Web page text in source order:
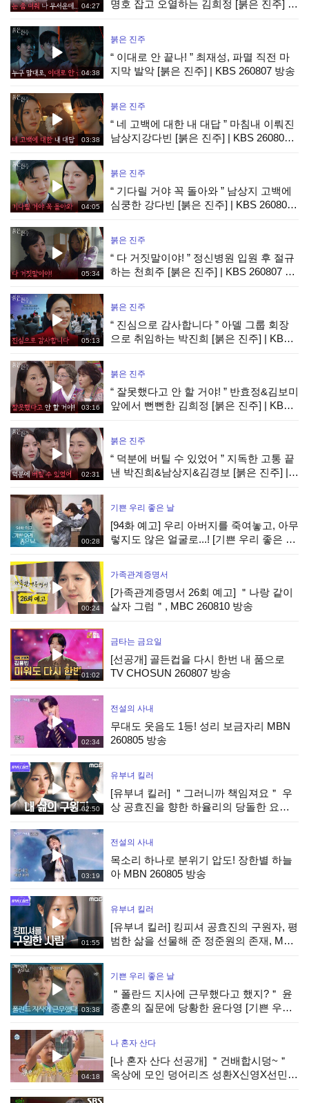
04:27
명호 잡고 오열하는 김희정 [붉은 진주] |
04:38
붉은 진주
“ 이대로 안 끝나! ” 최재성, 파멸 직전 마
지막 발악 [붉은 진주] | KBS 260807 방송
03:38
붉은 진주
“ 네 고백에 대한 내 대답 ” 마침내 이뤄진
남상지강다빈 [붉은 진주] | KBS 260807
04:05
붉은 진주
“ 기다릴 거야 꼭 돌아와 ” 남상지 고백에
심쿵한 강다빈 [붉은 진주] | KBS 260807
05:34
붉은 진주
“ 다 거짓말이야! ” 정신병원 입원 후 절규
하는 천희주 [붉은 진주] | KBS 260807 방
05:13
붉은 진주
“ 진심으로 감사합니다 ” 아델 그룹 회장
으로 취임하는 박진희 [붉은 진주] | KBS
03:16
붉은 진주
“ 잘못했다고 안 할 거야! ” 반효정&김보미
앞에서 뻔뻔한 김희정 [붉은 진주] | KBS
02:31
붉은 진주
“ 덕분에 버틸 수 있었어 ” 지독한 고통 끝
낸 박진희&남상지&김경보 [붉은 진주] |
00:28
기쁜 우리 좋은 날
[94화 예고] 우리 아버지를 죽여놓고, 아무
렇지도 않은 얼굴로...! [기쁜 우리 좋은 날]
00:24
가족관계증명서
[가족관계증명서 26회 예고] ＂나랑 같이
살자 그럼＂, MBC 260810 방송
01:02
금타는 금요일
[선공개] 골든컵을 다시 한번 내 품으로
TV CHOSUN 260807 방송
02:34
전설의 사내
무대도 웃음도 1등! 성리 보금자리 MBN
260805 방송
02:50
유부녀 킬러
[유부녀 킬러] ＂그러니까 책임져요＂ 우
상 공효진을 향한 하율리의 당돌한 요구,
03:19
전설의 사내
목소리 하나로 분위기 압도! 장한별 하늘
아 MBN 260805 방송
01:55
유부녀 킬러
[유부녀 킬러] 킹피셔 공효진의 구원자, 평
범한 삶을 선물해 준 정준원의 존재, MBC
03:38
기쁜 우리 좋은 날
＂폴란드 지사에 근무했다고 했지?＂ 윤
종훈의 질문에 당황한 윤다영 [기쁜 우리
04:18
나 혼자 산다
[나 혼자 산다 선공개] ＂건배합시덩~＂
옥상에 모인 덩어리즈 성환X신영X선민